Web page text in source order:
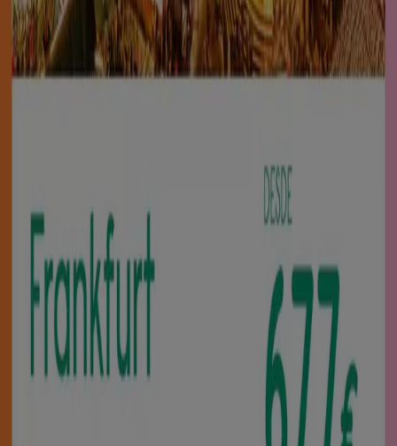
Publicidad
Catálogos de Viajes en Atarfe
Volantes y las mejores ofertas en
Atarfe
Freidora de aire patinete